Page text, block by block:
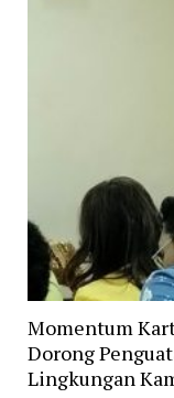
Momentum
Dorong
Lingkungan